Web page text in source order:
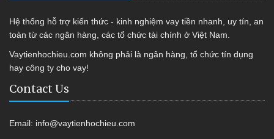
Hệ thống hỗ trợ kiến thức - kinh nghiệm vay tiền nhanh, uy tín, an
toàn từ các ngân hàng, các tổ chức tài chính ở Việt Nam.
Vaytienhochieu.com không phải là ngân hàng, tổ chức tín dụng
hay công ty cho vay!
Contact Us
Email: info@vaytienhochieu.com